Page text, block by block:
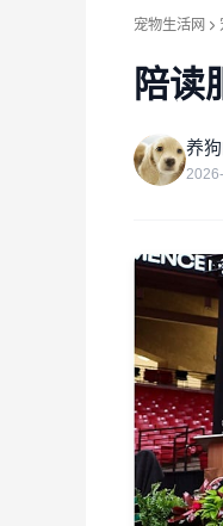
宠物生活网
陪读
养 养